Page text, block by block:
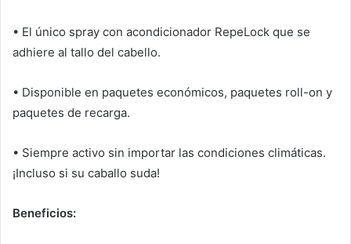
• El único spray con acondicionador RepeLock que se
adhiere al tallo del cabello.
• Disponible en paquetes económicos, paquetes roll-on y
paquetes de recarga.
• Siempre activo sin importar las condiciones climáticas.
¡Incluso si su caballo suda!
Beneficios: